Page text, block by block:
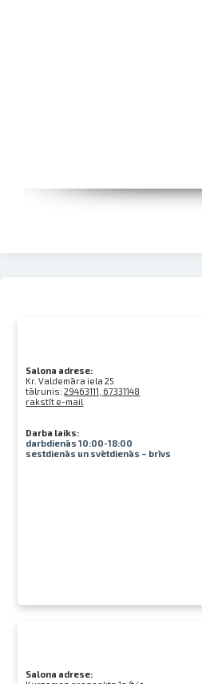
Salona adrese:
Kr. Valdemāra iela 25
tālrunis:29463111, 67331148
rakstīt e-mail
Darba laiks:
darbdienās 10:00-18:00
sestdienās un svētdienās – brīvs
Salona adrese: